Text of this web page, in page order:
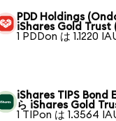
PDD Holdings
iShares Gold Trust
1 PDDon は 1.1220
iShares TIPS Bond
ら iShares Gold
1 TIPon は 1.3564